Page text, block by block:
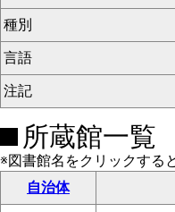
種別
言語
注記
所蔵館一覧
※図書館名をクリックする
自治体